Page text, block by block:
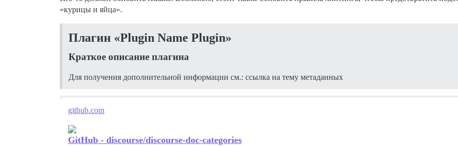
«курицы и яйца».
Плагин «Plugin Name Plugin»
Краткое описание плагина
Для получения дополнительной информации см.: ссылка на тему метаданных
github.com
GitHub - discourse/discourse-doc-categories